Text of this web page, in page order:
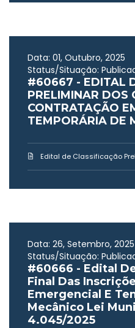
Data: 01, Outubro, 2025
Status/Situação:
#60667 - EDITAL
PRELIMINAR DOS
CONTRATAÇÃO
TEMPORÁRIA DE
Edital de Classificação
Data: 26, Setembro, 2025
Status/Situação:
#60666 - Edital
Final Das
Emergencial E
Mecânico Lei
4.045/2025